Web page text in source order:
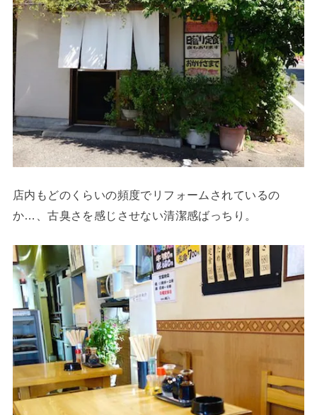
店内もどのくらいの頻度でリフォームされているの
か…、古臭さを感じさせない清潔感ばっちり。